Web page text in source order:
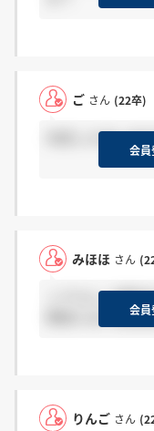
ご さん (22卒)
内定した方いま
会員
みほほ さん
＞アさん ２問
問目には２問目
会員
りんご さん